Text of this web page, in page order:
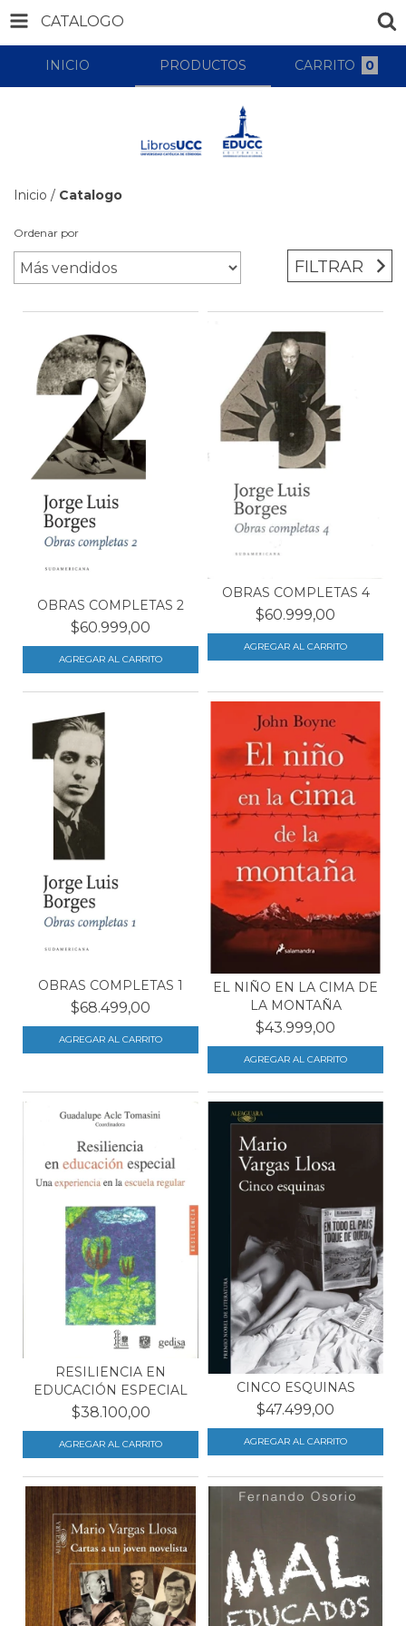
CATALOGO
INICIO PRODUCTOS CARRITO 0
Inicio / Catalogo
Ordenar por
FILTRAR
OBRAS COMPLETAS 2
$60.999,00
OBRAS COMPLETAS 4
$60.999,00
OBRAS COMPLETAS 1
$68.499,00
EL NIÑO EN LA CIMA DE
LA MONTAÑA
$43.999,00
RESILIENCIA EN
EDUCACIÓN ESPECIAL
$38.100,00
CINCO ESQUINAS
$47.499,00